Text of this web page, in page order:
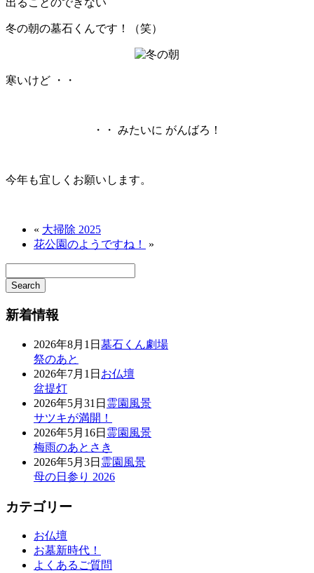
出ることのできない
冬の朝の墓石くんです！（笑）
寒いけど ・・
・・ みたいに がんばろ！
今年も宜しくお願いします。
« 大掃除 2025
花公園のようですね！
»
新着情報
2026年8月1日 墓石くん劇場
祭のあと
2026年7月1日 お仏壇
盆提灯
2026年5月31日 霊園風景
サツキが満開！
2026年5月16日 霊園風景
梅雨のあとさき
2026年5月3日 霊園風景
母の日参り 2026
カテゴリー
お仏壇
お墓新時代！
よくあるご質問